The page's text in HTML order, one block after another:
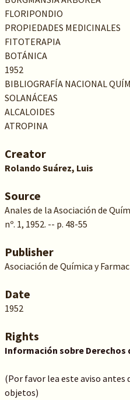
FLORIPONDIO
PROPIEDADES MEDICINALES
FITOTERAPIA
BOTÁNICA
1952
BIBLIOGRAFÍA NACIONAL
SOLANÁCEAS
ALCALOIDES
ATROPINA
Creator
Rolando Suárez, Luis
Source
Anales de la Asociación de
nº. 1, 1952. -- p. 48-55
Publisher
Asociación de Química y
Date
1952
Rights
Información sobre Derechos
(Por favor lea este aviso antes
objetos)